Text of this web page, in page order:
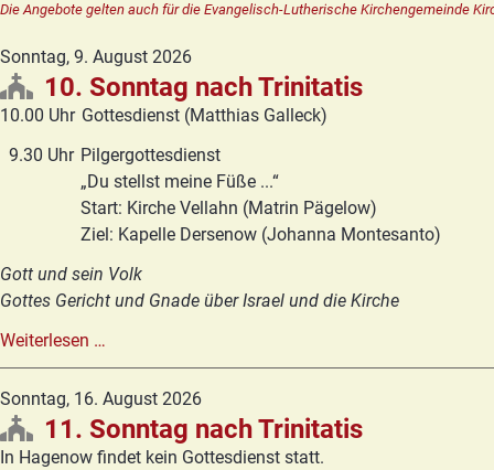
Orgelsanierung
Rückblick
Die Angebote gelten auch für die Evangelisch-Lutherische Kirchengemeinde
Sonntag, 9. August 2026
10. Sonntag nach Trinitatis
10.00 Uhr Gottesdienst (Matthias Galleck)
9.30 Uhr Pilgergottesdienst
„Du stellst meine Füße ...“
Start: Kirche Vellahn (Matrin Pägelow)
Ziel: Kapelle Dersenow (Johanna Montesanto)
Gott und sein Volk
Gottes Gericht und Gnade über Israel und die Kirche
Weiterlesen …
Sonntag
nach
Trinitatis
Sonntag, 16. August 2026
11. Sonntag nach Trinitatis
In Hagenow findet kein Gottesdienst statt.